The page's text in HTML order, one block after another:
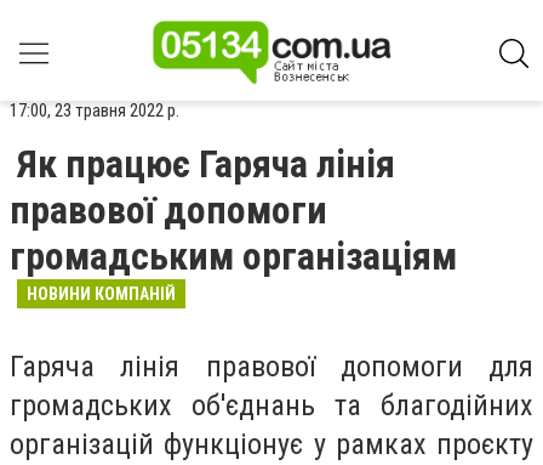
17:00, 23 травня 2022 р.
Як працює Гаряча лінія
правової допомоги
громадським організаціям
НОВИНИ КОМПАНІЙ
Гаряча лінія правової допомоги для
громадських об'єднань та благодійних
організацій функціонує у рамках проєкту